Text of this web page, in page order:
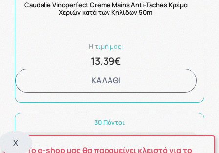
Caudalie Vinoperfect Creme Mains Anti-Taches Κρέμα
Χεριών κατά των Κηλίδων 50ml
Η τιμή μας:
13.39€
ΚΑΛΑΘΙ
30 Πόντοι
X
Το e-shop μας θα παραμείνει κλειστό για το